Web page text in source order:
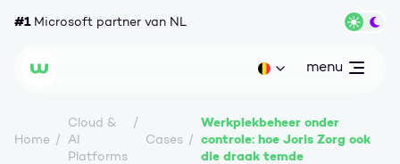
#1Microsoft partner van NL
Wortell Huidige taal: be
open
menu
Home
Cloud &
AI
Platforms
Cases
Werkplekbeheer onder
controle: hoe Joris Zorg ook
die draak temde